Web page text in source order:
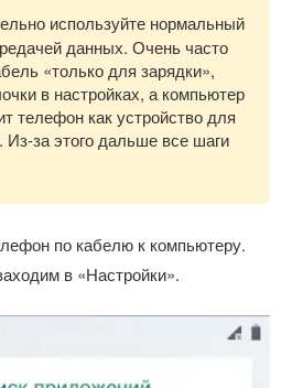
используйте нормальный
данных. Очень часто
«только для зарядки»,
в настройках, а компьютер
телефон как устройство для
за этого дальше все шаги
по кабелю к компьютеру.
в «Настройки».